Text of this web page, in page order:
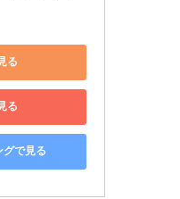
る
る
グで見る